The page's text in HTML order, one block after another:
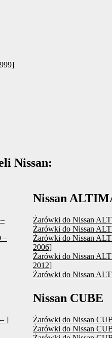
Nissan:
–
Nissan
Żarówki do Nissan
Żarówki do Nissan
Żarówki do Nissan
2006]
Żarówki do Nissan
2012]
Żarówki do Nissan
]
Nissan CUBE
Żarówki do Nissan
Żarówki do Nissan